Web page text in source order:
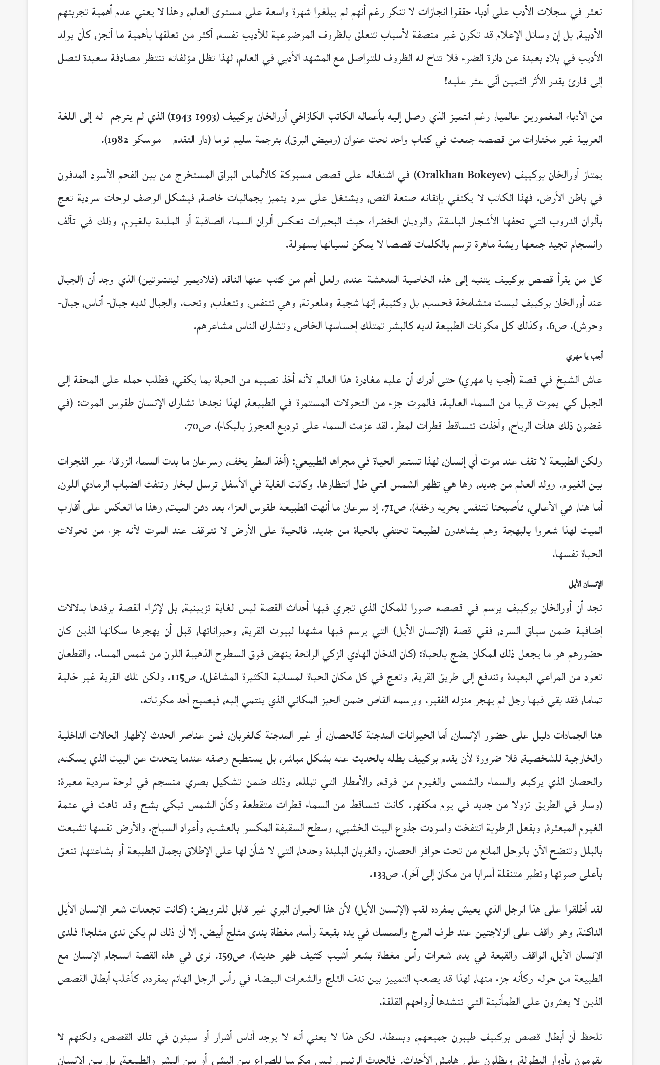
نعثر في سجلات الأدب على أدباء حققوا انجازات لا تنكر رغم أنهم لم يبلغوا شهرة واسعة على مستوى العالم، وهذا لا يعني عدم أهمية تجربتهم
الأدبية، بل إن وسائل الإعلام قد تكون غير منصفة لأسباب تتعلق بالظروف الموضوعية للأديب نفسه، أكثر من تعلقها بأهمية ما أنجز، كأن يولد
الأديب في بلاد بعيدة عن دائرة الضوء فلا تتاح له الظروف للتواصل مع المشهد الأدبي في العالم، لهذا تظل مؤلفاته تنتظر مصادفة سعيدة لتصل
إلى قارئ يقدر الأثر الثمين أنّى عثر عليه!
من الأدباء المغمورين عالميا، رغم التميز الذي وصل إليه بأعماله الكاتب الكازاخي أورالخان بوكييف (1993-1943) الذي لم يترجم له إلى اللغة
العربية غير مختارات من قصصه جمعت في كتاب واحد تحت عنوان (وميض البرق)، بترجمة سليم توما (دار التقدم – موسكو 1982).
يمتاز أورالخان بوكييف (Oralkhan Bokeyev) في اشتغاله على قصص مسبوكة كالألماس البراق المستخرج من بين الفحم الأسود المدفون
في باطن الأرض. فهذا الكاتب لا يكتفي بإتقانه صنعة القص، ويشتغل على سرد يتميز بجماليات خاصة، فيشكل الوصف لوحات سردية تعج
بألوان الدروب التي تحفها الأشجار الباسقة، والوديان الخضراء حيث البحيرات تعكس ألوان السماء الصافية أو الملبدة بالغيوم، وذلك في تآلف
وانسجام تجيد جمعها ريشة ماهرة ترسم بالكلمات قصصا لا يمكن نسيانها بسهولة.
كل من يقرأ قصص بوكييف يتنبه إلى هذه الخاصية المدهشة عنده، ولعل أهم من كتب عنها الناقد (فلاديمير ليتشوتين) الذي وجد أن (الجبال
عند أورالخان بوكييف ليست متشامخة فحسب، بل وكئيبة، إنها شجية وملعونة، وهي تتنفس، وتتعذب، وتحب. والجبال لديه جبال- أناس، جبال-
وحوش). ص6. وكذلك كل مكونات الطبيعة لديه كالبشر تمتلك إحساسها الخاص، وتشارك الناس مشاعرهم.
أجب يا مهري
عاش الشيخ في قصة (أجب يا مهري) حتى أدرك أن عليه مغادرة هذا العالم لأنه أخذ نصيبه من الحياة بما يكفي، فطلب حمله على المحفة إلى
الجبل كي يموت قريبا من السماء العالية. فالموت جزء من التحولات المستمرة في الطبيعة، لهذا نجدها تشارك الإنسان طقوس الموت: (في
غضون ذلك هدأت الرياح، وأخذت تتساقط قطرات المطر. لقد عزمت السماء على توديع العجوز بالبكاء). ص70.
ولكن الطبيعة لا تقف عند موت أي إنسان، لهذا تستمر الحياة في مجراها الطبيعي: (أخذ المطر يخف، وسرعان ما بدت السماء الزرقاء عبر الفجوات
بين الغيوم. وولد العالم من جديد، وها هي تظهر الشمس التي طال انتظارها. وكانت الغابة في الأسفل ترسل البخار وتنفث الضباب الرمادي اللون،
أما هنا، في الأعالي، فأصبحنا نتنفس بحرية وخفة). ص71. إذ سرعان ما أنهت الطبيعة طقوس العزاء بعد دفن الميت، وهذا ما انعكس على أقارب
الميت لهذا شعروا بالبهجة وهم يشاهدون الطبيعة تحتفي بالحياة من جديد. فالحياة على الأرض لا تتوقف عند الموت لأنه جزء من تحولات
الحياة نفسها.
الإنسان الأيل
نجد أن أورالخان بوكييف يرسم في قصصه صورا للمكان الذي تجري فيها أحداث القصة ليس لغاية تزيينية، بل لإثراء القصة برفدها بدلالات
إضافية ضمن سياق السرد، ففي قصة (الإنسان الأيل) التي يرسم فيها مشهدا لبيوت القرية، وحيواناتها، قبل أن يهجرها سكانها الذين كان
حضورهم هو ما يجعل ذلك المكان يضج بالحياة: (كان الدخان الهادي الزكي الرائحة ينهض فوق السطوح الذهبية اللون من شمس المساء. والقطعان
تعود من المراعي البعيدة وتندفع إلى طريق القرية، وتعج في كل مكان الحياة المسائية الكثيرة المشاغل). ص115. ولكن تلك القرية غير خالية
تماما، فقد بقي فيها رجل لم يهجر منزله الفقير. ويرسمه القاص ضمن الحيز المكاني الذي ينتمي إليه، فيصبح أحد مكوناته.
هنا الجمادات دليل على حضور الإنسان، أما الحيوانات المدجنة كالحصان، أو غير المدجنة كالغربان، فمن عناصر الحدث لإظهار الحالات الداخلية
والخارجية للشخصية، فلا ضرورة لأن يقدم بوكييف بطله بالحديث عنه بشكل مباشر، بل يستطيع وصفه عندما يتحدث عن البيت الذي يسكنه،
والحصان الذي يركبه، والسماء والشمس والغيوم من فوقه، والأمطار التي تبلله، وذلك ضمن تشكيل بصري منسجم في لوحة سردية معبرة:
(وسار في الطريق نزولا من جديد في يوم مكفهر. كانت تتساقط من السماء قطرات متقطعة وكأن الشمس تبكي بشح وقد تاهت في عتمة
الغيوم المبعثرة، وبفعل الرطوبة انتفخت واسودت جذوع البيت الخشبي، وسطح السقيفة المكسو بالعشب، وأعواد السياج. والأرض نفسها تشبعت
بالبلل وتنضح الآن بالوحل المائع من تحت حوافر الحصان. والغربان البليدة وحدها، التي لا شأن لها على الإطلاق بجمال الطبيعة أو بشاعتها، تنعق
بأعلى صوتها وتطير متنقلة أسرابا من مكان إلى آخر). ص133.
لقد أطلقوا على هذا الرجل الذي يعيش بمفرده لقب (الإنسان الأيل) لأن هذا الحيوان البري غير قابل للترويض: (كانت تجعدات شعر الإنسان الأيل
الداكنة، وهو واقف على الزلاجتين عند طرف المرج والممسك في يده بقبعة رأسه، مغطاة بندى مثلج أبيض. إلا أن ذلك لم يكن ندى مثلجا! فلدى
الإنسان الأيل، الواقف والقبعة في يده، شعرات رأس مغطاة بشعر أشيب كثيف ظهر حديثا). ص159. نرى في هذه القصة انسجام الإنسان مع
الطبيعة من حوله وكأنه جزء منها، لهذا قد يصعب التمييز بين ندف الثلج والشعرات البيضاء في رأس الرجل الهائم بمفرده، كأغلب أبطال القصص
الذين لا يعثرون على الطمأنينة التي تنشدها أرواحهم القلقة.
نلحظ أن أبطال قصص بوكييف طيبون جميعهم، وبسطاء. لكن هذا لا يعني أنه لا يوجد أناس أشرار أو سيئون في تلك القصص، ولكنهم لا